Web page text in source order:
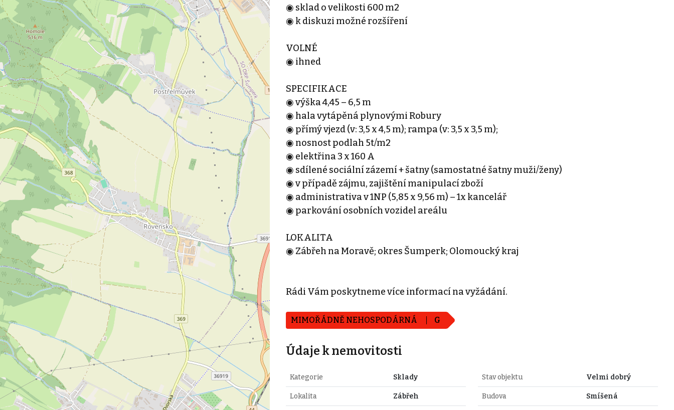
◉ sklad o velikosti 600 m2
◉ k diskuzi možné rozšíření
VOLNÉ
◉ ihned
SPECIFIKACE
◉ výška 4,45 – 6,5 m
◉ hala vytápěná plynovými Robury
◉ přímý vjezd (v: 3,5 x 4,5 m); rampa (v: 3,5 x 3,5 m);
◉ nosnost podlah 5t/m2
◉ elektřina 3 x 160 A
◉ sdílené sociální zázemí + šatny (samostatné šatny muži/ženy)
◉ v případě zájmu, zajištění manipulací zboží
◉ administrativa v 1NP (5,85 x 9,56 m) – 1x kancelář
◉ parkování osobních vozidel areálu
LOKALITA
◉ Zábřeh na Moravě; okres Šumperk; Olomoucký kraj
Rádi Vám poskytneme více informací na vyžádání.
MIMOŘÁDNĚ NEHOSPODÁRNÁ G
Údaje k nemovitosti
Kategorie Sklady
Lokalita Zábřeh
Stav objektu Velmi dobrý
Budova Smíšená